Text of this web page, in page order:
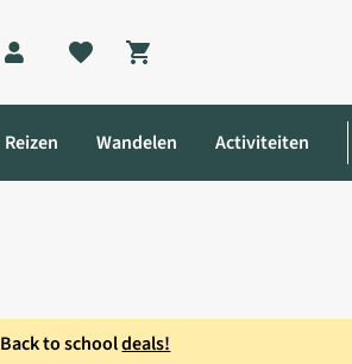
Shopping cart
Reizen Wandelen Activiteiten
Back to schooldeals!